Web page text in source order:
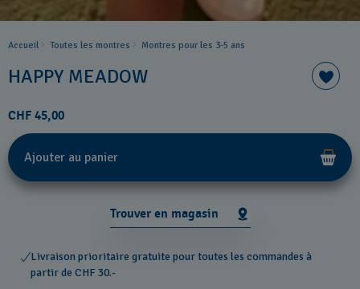
Accueil Toutes les montres Montres pour les 3-5 ans
HAPPY MEADOW
CHF 45,00
Ajouter au panier
Trouver en magasin
Livraison prioritaire gratuite pour toutes les commandes à
partir de CHF 30.-